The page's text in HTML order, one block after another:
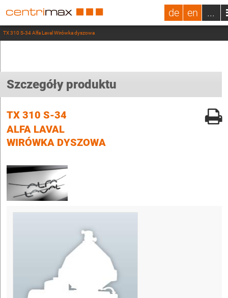
de en ...
TX 310 S-34 Alfa Laval Wirówka dyszowa
Szczegóły produktu
TX 310 S-34
ALFA LAVAL
WIRÓWKA DYSZOWA